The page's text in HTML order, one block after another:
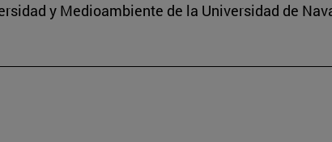
y Medioambiente de la Universidad de